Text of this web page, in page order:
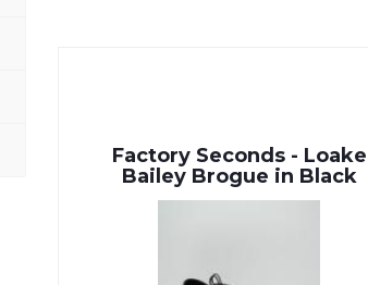
Factory Seconds - Loake
Bailey Brogue in Black